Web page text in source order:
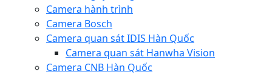
Camera hành trình
Camera Bosch
Camera quan sát IDIS Hàn Quốc
Camera quan sát Hanwha Vision
Camera CNB Hàn Quốc